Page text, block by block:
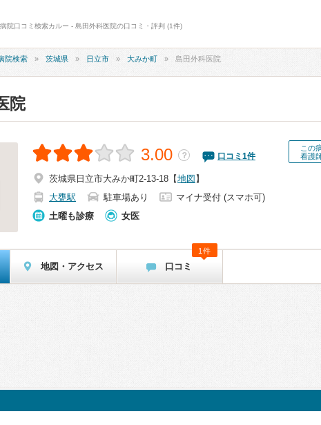
病院口コミ検索カルー - 島田外科医院の口コミ・評判 (1件)
院検索 茨城県 日立市 大みか町 島田外科医院
院
この
看護
3.00 ？ 口コミ 1件
茨城県日立市大みか町2-13-18 【地図 】
大甕駅
駐車場あり
マイナ受付 (スマホ可)
土曜も診療
女医
地図・アクセス 口コミ
1件